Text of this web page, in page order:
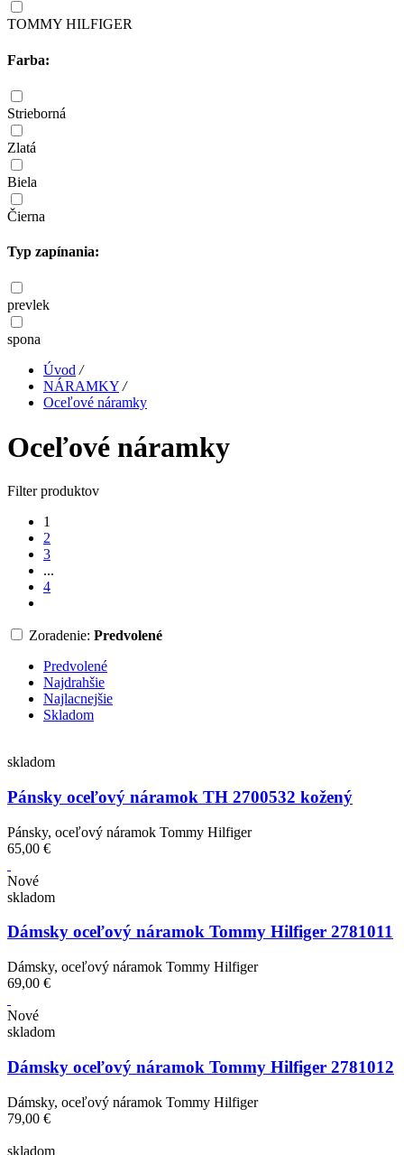
TOMMY HILFIGER
Farba:
Strieborná
Zlatá
Biela
Čierna
Typ zapínania:
prevlek
spona
Úvod /
NÁRAMKY /
Oceľové náramky
Oceľové náramky
Filter produktov
1
2
3
...
4
Zoradenie: Predvolené
Predvolené
Najdrahšie
Najlacnejšie
Skladom
skladom
Pánsky oceľový náramok TH 2700532 kožený
Pánsky, oceľový náramok Tommy Hilfiger
65,00 €
Nové
skladom
Dámsky oceľový náramok Tommy Hilfiger 2781011
Dámsky, oceľový náramok Tommy Hilfiger
69,00 €
Nové
skladom
Dámsky oceľový náramok Tommy Hilfiger 2781012
Dámsky, oceľový náramok Tommy Hilfiger
79,00 €
skladom